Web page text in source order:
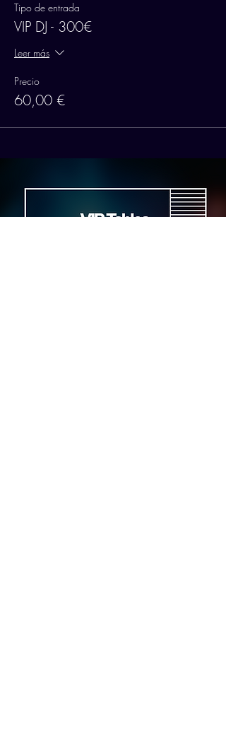
Tipo de entrada
VIP DJ - 300€
Leer más
Precio
60,00 €